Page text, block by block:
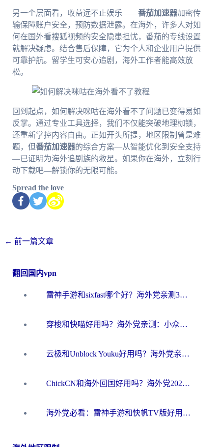
另一个层面看，收益远不止娱乐——番茄加速器加密传
输保障账户安全，预防数据泄露。在海外，许多人对如
何在国外看搜狐视频的安全隐患担忧，番茄的专线设置
就解决疑虑。结合售后保障，它为个人和企业用户提供
可靠护航。留学生可安心追剧，海外工作者能高效放
松。
回到起点，如何解决咪咕在海外看不了问题已变得易如
反掌。通过专业工具选择，我们不仅能突破地理枷锁，
还重新掌控内容自由。正如开头所提，地区限制曾是难
题，但番茄加速器的综合方案—从智能优化到安全支持
—已证明为海外追剧族的救星。如果你在海外，立刻行
动下载吧—解锁你的无限可能。
Spread the love
← 前一篇文章
翻回国内vpn
雷神手游和sixfast哪个好？海外党亲测3款回国加速器，教你选对不踩坑
穿梭和快喵好用吗？海外党亲测：小众加速器对比+番茄加速器深度体验
云极和Unblock Youku好用吗？海外党亲测+2026回国加速器避坑指南
ChickCN和海外回国好用吗？海外党2026亲测：从手游到影音，选对加速器的3个关键
海外党必看：雷神手游和快帆TV版好用吗？3步选对回国加速器不踩坑